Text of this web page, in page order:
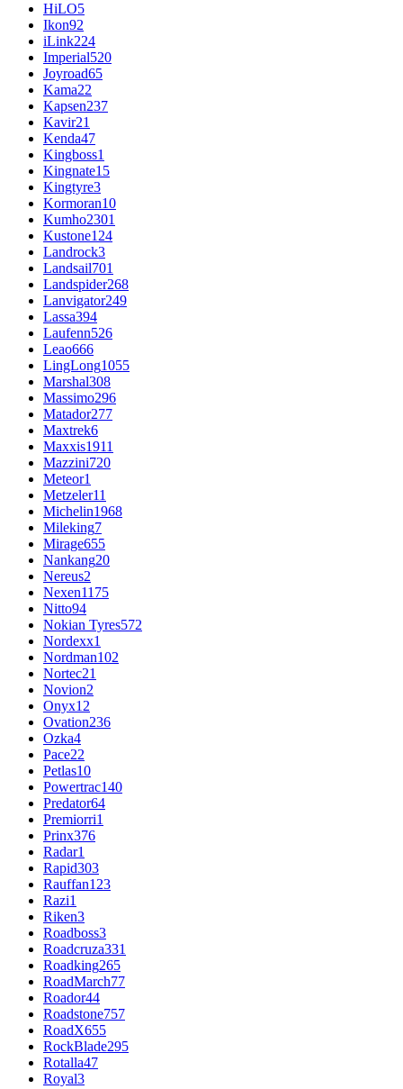
HiLO5
Ikon92
iLink224
Imperial520
Joyroad65
Kama22
Kapsen237
Kavir21
Kenda47
Kingboss1
Kingnate15
Kingtyre3
Kormoran10
Kumho2301
Kustone124
Landrock3
Landsail701
Landspider268
Lanvigator249
Lassa394
Laufenn526
Leao666
LingLong1055
Marshal308
Massimo296
Matador277
Maxtrek6
Maxxis1911
Mazzini720
Meteor1
Metzeler11
Michelin1968
Mileking7
Mirage655
Nankang20
Nereus2
Nexen1175
Nitto94
Nokian Tyres572
Nordexx1
Nordman102
Nortec21
Novion2
Onyx12
Ovation236
Ozka4
Pace22
Petlas10
Powertrac140
Predator64
Premiorri1
Prinx376
Radar1
Rapid303
Rauffan123
Razi1
Riken3
Roadboss3
Roadcruza331
Roadking265
RoadMarch77
Roador44
Roadstone757
RoadX655
RockBlade295
Rotalla47
Royal3